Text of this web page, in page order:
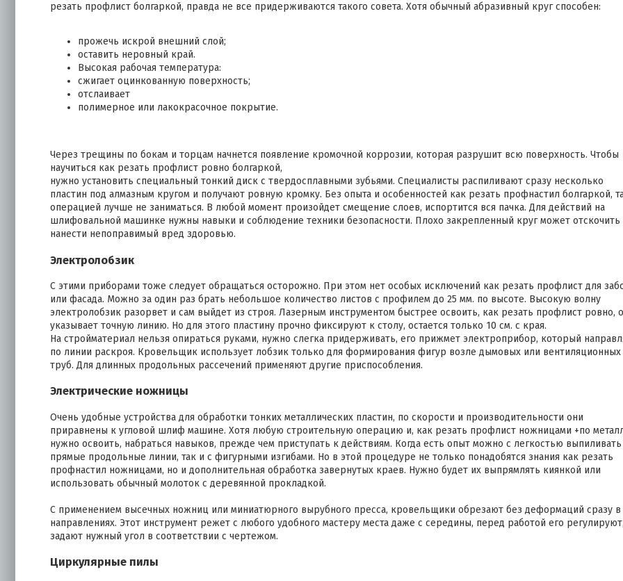
резать профлист болгаркой, правда не все придерживаются такого совета. Хотя обычный абразивный круг способен:
прожечь искрой внешний слой;
оставить неровный край.
Высокая рабочая температура:
сжигает оцинкованную поверхность;
отслаивает
полимерное или лакокрасочное покрытие.
Через трещины по бокам и торцам начнется появление кромочной коррозии, которая разрушит всю поверхность. Чтобы
научиться как резать профлист ровно болгаркой,
нужно установить специальный тонкий диск с твердосплавными зубьями. Специалисты распиливают сразу несколько
пластин под алмазным кругом и получают ровную кромку. Без опыта и особенностей как резать профнастил болгаркой,
операцией лучше не заниматься. В любой момент произойдет смещение слоев, испортится вся пачка. Для действий на
шлифовальной машинке нужны навыки и соблюдение техники безопасности. Плохо закрепленный круг может отскочить
нанести непоправимый вред здоровью.
Электролобзик
С этими приборами тоже следует обращаться осторожно. При этом нет особых исключений как резать профлист для
или фасада. Можно за один раз брать небольшое количество листов с профилем до 25 мм. по высоте. Высокую волну
электролобзик разорвет и сам выйдет из строя. Лазерным инструментом быстрее освоить, как резать профлист ровно,
указывает точную линию. Но для этого пластину прочно фиксируют к столу, остается только 10 см. с края.
На стройматериал нельзя опираться руками, нужно слегка придерживать, его прижмет электроприбор, который
по линии раскроя. Кровельщик использует лобзик только для формирования фигур возле дымовых или вентиляционных
труб. Для длинных продольных рассечений применяют другие приспособления.
Электрические ножницы
Очень удобные устройства для обработки тонких металлических пластин, по скорости и производительности они
приравнены к угловой шлиф машине. Хотя любую строительную операцию и, как резать профлист ножницами +по
нужно освоить, набраться навыков, прежде чем приступать к действиям. Когда есть опыт можно с легкостью
прямые продольные линии, так и с фигурными изгибами. Но в этой процедуре не только понадобятся знания как резать
профнастил ножницами, но и дополнительная обработка завернутых краев. Нужно будет их выпрямлять киянкой или
использовать обычный молоток с деревянной прокладкой.
С применением высечных ножниц или миниатюрного вырубного пресса, кровельщики обрезают без деформаций сразу в
направлениях. Этот инструмент режет с любого удобного мастеру места даже с середины, перед работой его
задают нужный угол в соответствии с чертежом.
Циркулярные пилы